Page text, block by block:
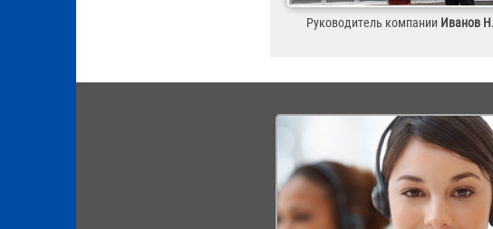
Руководитель компании Иванов Н.